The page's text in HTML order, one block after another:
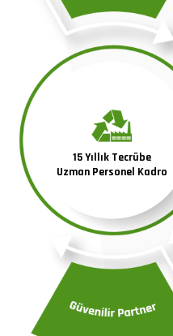
15 Yıllık Tecrübe
Uzman Personel Kadro